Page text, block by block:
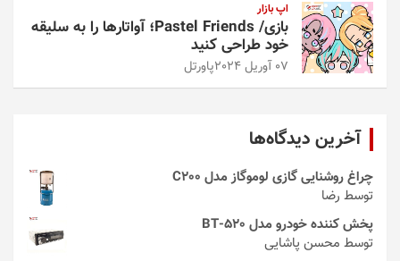
اپ بازار
بازی/ Pastel Friends؛ آواتارها را به سلیقه
خود طراحی کنید
07 آوریل 2024 پاورتل
آخرین دیدگاه‌ها
چراغ روشنایی گازی لوموگاز مدل C200
توسط رضا
پخش کننده خودرو مدل 520-BT
توسط محسن پاشایی